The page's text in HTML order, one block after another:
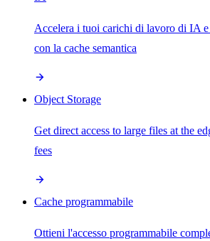
Accelera i tuoi carichi di lavoro di IA
con la cache semantica
Object Storage
Get direct access to large files at the
fees
Cache programmabile
Ottieni l'accesso programmabile